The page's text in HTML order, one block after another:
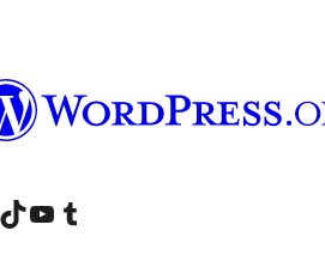
हमारे टिकटॉक खाते पर जाएँहमारे यूट्यूब चैनल पर जाएंहमारे Tumblr खाते पर जाएँ